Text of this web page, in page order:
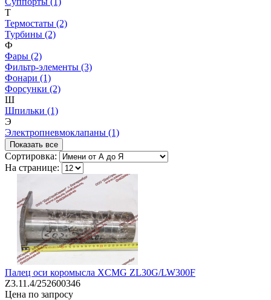
Т
Термостаты (2)
Турбины (2)
Ф
Фары (2)
Фильтр-элементы (3)
Фонари (1)
Форсунки (2)
Ш
Шпильки (1)
Э
Электропневмоклапаны (1)
Показать все
Сортировка:
На странице:
Палец оси коромысла XCMG ZL30G/LW300F
Z3.11.4/252600346
Цена по запросу